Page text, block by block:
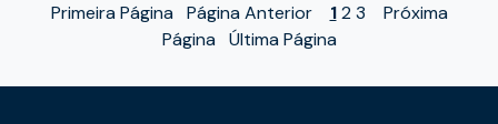
Primeira Página Página Anterior 1 2 3
Próxima
Página Última Página